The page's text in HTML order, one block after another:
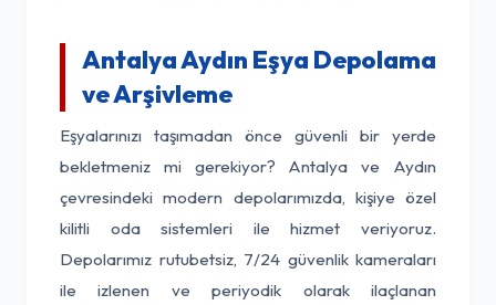
Antalya Aydın Eşya Depolama
ve Arşivleme
Eşyalarınızı taşımadan önce güvenli bir yerde
bekletmeniz mi gerekiyor? Antalya ve Aydın
çevresindeki modern depolarımızda, kişiye özel
kilitli oda sistemleri ile hizmet veriyoruz.
Depolarımız rutubetsiz, 7/24 güvenlik kameraları
ile izlenen ve periyodik olarak ilaçlanan